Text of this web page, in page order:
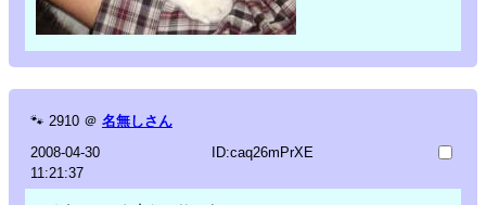
🐾 2910 ＠ 名無しさん
2008-04-30
11:21:37
ID:caq26mPrXE